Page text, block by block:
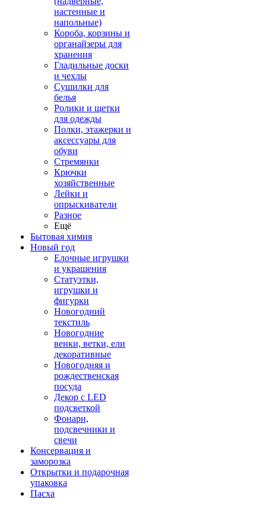
настенные и
напольные)
Короба, корзины и
органайзеры для
хранения
Гладильные доски
и чехлы
Сушилки для
белья
Ролики и щетки
для одежды
Полки, этажерки и
аксессуары для
обуви
Стремянки
Крючки
хозяйственные
Лейки и
опрыскиватели
Разное
Ещё
Бытовая химия
Новый год
Елочные игрушки
и украшения
Статуэтки,
игрушки и
фигурки
Новогодний
текстиль
Новогодние
венки, ветки, ели
декоративные
Новогодняя и
рождественская
посуда
Декор с LED
подсветкой
Фонари,
подсвечники и
свечи
Консервация и
заморозка
Открытки и подарочная
упаковка
Пасха